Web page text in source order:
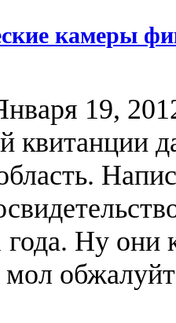
камеры
19,
квитанции
года. Ну они
мол